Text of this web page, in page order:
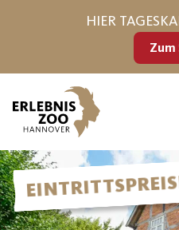
HIER
Zum
Eintrittpreise